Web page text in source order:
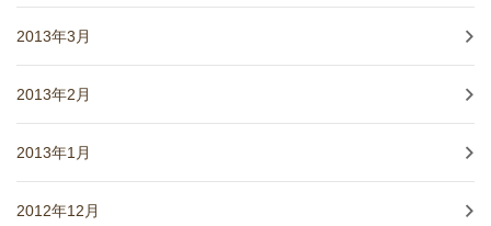
2013年3月
2013年2月
2013年1月
2012年12月